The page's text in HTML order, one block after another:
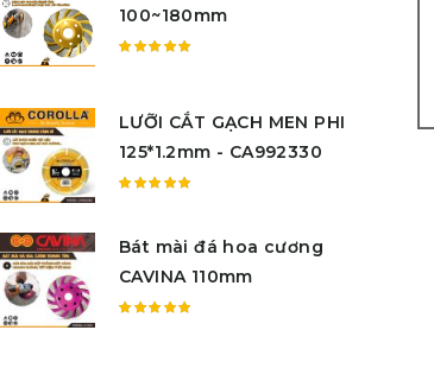
5.00
5
100~180mm
5.00 5
sao
LƯỠI CẮT GẠCH MEN PHI
125*1.2mm - CA992330
hạng
Bát mài đá hoa cương
CAVINA 110mm